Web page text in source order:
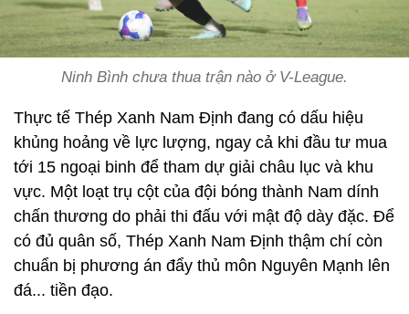
Ninh Bình chưa thua trận nào ở V-League.
Thực tế Thép Xanh Nam Định đang có dấu hiệu
khủng hoảng về lực lượng, ngay cả khi đầu tư mua
tới 15 ngoại binh để tham dự giải châu lục và khu
vực. Một loạt trụ cột của đội bóng thành Nam dính
chấn thương do phải thi đấu với mật độ dày đặc. Để
có đủ quân số, Thép Xanh Nam Định thậm chí còn
chuẩn bị phương án đẩy thủ môn Nguyên Mạnh lên
đá... tiền đạo.